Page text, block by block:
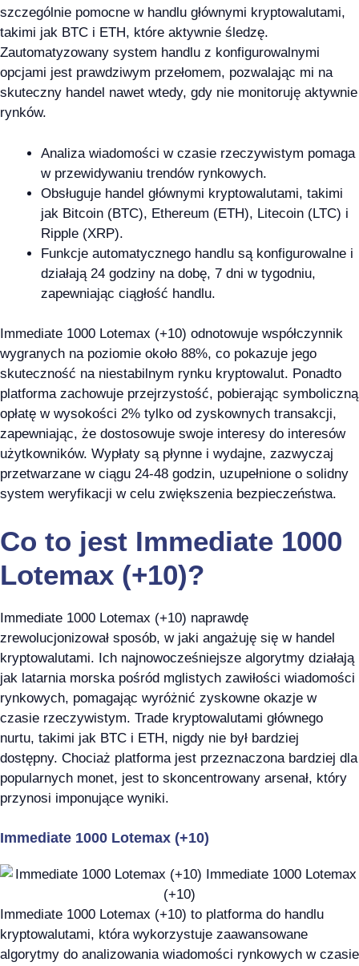
szczególnie pomocne w handlu głównymi kryptowalutami,
takimi jak BTC i ETH, które aktywnie śledzę.
Zautomatyzowany system handlu z konfigurowalnymi
opcjami jest prawdziwym przełomem, pozwalając mi na
skuteczny handel nawet wtedy, gdy nie monitoruję aktywnie
rynków.
Analiza wiadomości w czasie rzeczywistym pomaga
w przewidywaniu trendów rynkowych.
Obsługuje handel głównymi kryptowalutami, takimi
jak Bitcoin (BTC), Ethereum (ETH), Litecoin (LTC) i
Ripple (XRP).
Funkcje automatycznego handlu są konfigurowalne i
działają 24 godziny na dobę, 7 dni w tygodniu,
zapewniając ciągłość handlu.
Immediate 1000 Lotemax (+10) odnotowuje współczynnik
wygranych na poziomie około 88%, co pokazuje jego
skuteczność na niestabilnym rynku kryptowalut. Ponadto
platforma zachowuje przejrzystość, pobierając symboliczną
opłatę w wysokości 2% tylko od zyskownych transakcji,
zapewniając, że dostosowuje swoje interesy do interesów
użytkowników. Wypłaty są płynne i wydajne, zazwyczaj
przetwarzane w ciągu 24-48 godzin, uzupełnione o solidny
system weryfikacji w celu zwiększenia bezpieczeństwa.
Co to jest Immediate 1000
Lotemax (+10)?
Immediate 1000 Lotemax (+10) naprawdę
zrewolucjonizował sposób, w jaki angażuję się w handel
kryptowalutami. Ich najnowocześniejsze algorytmy działają
jak latarnia morska pośród mglistych zawiłości wiadomości
rynkowych, pomagając wyróżnić zyskowne okazje w
czasie rzeczywistym. Trade kryptowalutami głównego
nurtu, takimi jak BTC i ETH, nigdy nie był bardziej
dostępny. Chociaż platforma jest przeznaczona bardziej dla
popularnych monet, jest to skoncentrowany arsenał, który
przynosi imponujące wyniki.
Immediate 1000 Lotemax (+10)
Immediate 1000 Lotemax (+10) to platforma do handlu
kryptowalutami, która wykorzystuje zaawansowane
algorytmy do analizowania wiadomości rynkowych w czasie